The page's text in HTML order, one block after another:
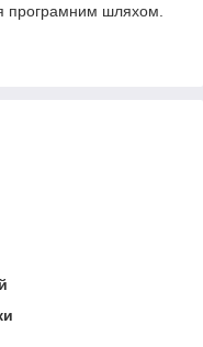
програмним шляхом.